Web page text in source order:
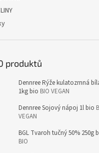
produktů
Dennree Rýže kulatozrnná
1kg bio BIO VEGAN
Dennree Sojový nápoj 1l bio
VEGAN
BGL Tvaroh tučný 50% 250g
BIO